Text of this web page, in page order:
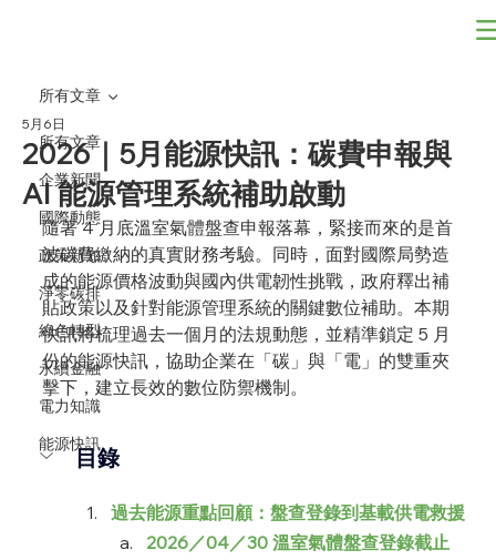
所有文章
企業新聞
國際動態
政策新知
淨零碳排
綠色轉型
永續金融
電力知識
能源快訊
所有文章
2026｜5月能源快訊：碳費申報與
AI 能源管理系統補助啟動
5月6日
隨著 4 月底溫室氣體盤查申報落幕，緊接而來的是首
波碳費繳納的真實財務考驗。同時，面對國際局勢造
成的能源價格波動與國內供電韌性挑戰，政府釋出補
貼政策以及針對能源管理系統的關鍵數位補助。本期
快訊將梳理過去一個月的法規動態，並精準鎖定 5 月
份的能源快訊，協助企業在「碳」與「電」的雙重夾
擊下，建立長效的數位防禦機制。
目錄
過去能源重點回顧：盤查登錄到基載供電救援
2026／04／30 溫室氣體盤查登錄截止